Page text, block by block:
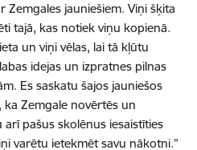
Zemgales jauniešiem. Viņi šķita
tajā, kas notiek viņu kopienā.
un viņi vēlas, lai tā kļūtu
idejas un izpratnes pilnas
Es saskatu šajos jauniešos
Zemgale novērtēs un
arī pašus skolēnus iesaistīties
varētu ietekmēt savu nākotni.”